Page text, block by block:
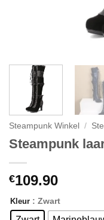
Steampunk Winkel /
Steampunk
€109.90
Kleur : Zwart